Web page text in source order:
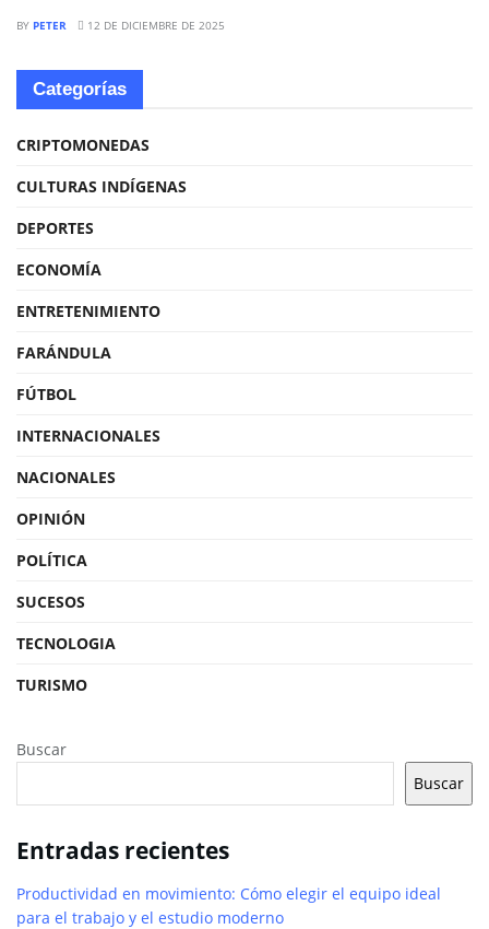
BY PETER 12 DE DICIEMBRE DE 2025
Categorías
CRIPTOMONEDAS
CULTURAS INDÍGENAS
DEPORTES
ECONOMÍA
ENTRETENIMIENTO
FARÁNDULA
FÚTBOL
INTERNACIONALES
NACIONALES
OPINIÓN
POLÍTICA
SUCESOS
TECNOLOGIA
TURISMO
Buscar
Buscar
Entradas recientes
Productividad en movimiento: Cómo elegir el equipo ideal
para el trabajo y el estudio moderno